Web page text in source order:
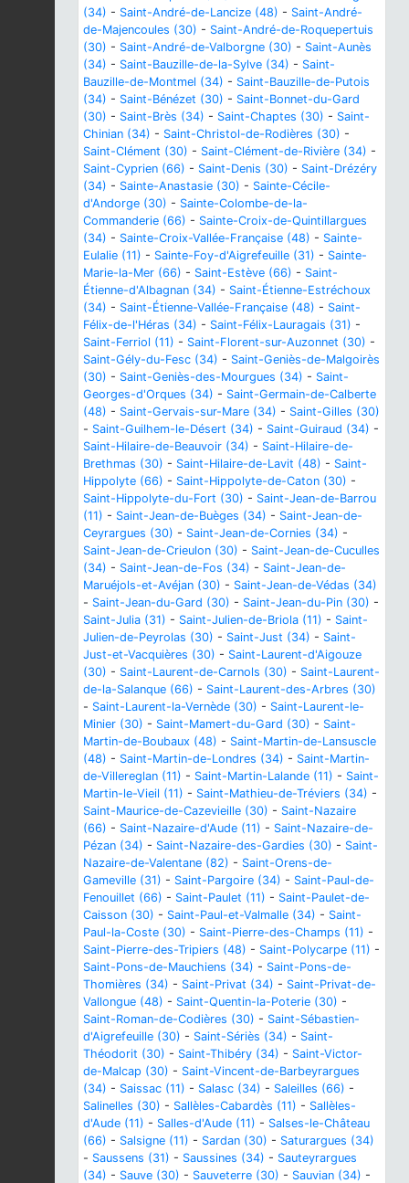
(34) - Saint-André-de-Lancize (48) - Saint-André-
de-Majencoules (30) - Saint-André-de-Roquepertuis
(30) - Saint-André-de-Valborgne (30) - Saint-Aunès
(34) - Saint-Bauzille-de-la-Sylve (34) - Saint-
Bauzille-de-Montmel (34) - Saint-Bauzille-de-Putois
(34) - Saint-Bénézet (30) - Saint-Bonnet-du-Gard
(30) - Saint-Brès (34) - Saint-Chaptes (30) - Saint-
Chinian (34) - Saint-Christol-de-Rodières (30) -
Saint-Clément (30) - Saint-Clément-de-Rivière (34) -
Saint-Cyprien (66) - Saint-Denis (30) - Saint-Drézéry
(34) - Sainte-Anastasie (30) - Sainte-Cécile-
d'Andorge (30) - Sainte-Colombe-de-la-
Commanderie (66) - Sainte-Croix-de-Quintillargues
(34) - Sainte-Croix-Vallée-Française (48) - Sainte-
Eulalie (11) - Sainte-Foy-d'Aigrefeuille (31) - Sainte-
Marie-la-Mer (66) - Saint-Estève (66) - Saint-
Étienne-d'Albagnan (34) - Saint-Étienne-Estréchoux
(34) - Saint-Étienne-Vallée-Française (48) - Saint-
Félix-de-l'Héras (34) - Saint-Félix-Lauragais (31) -
Saint-Ferriol (11) - Saint-Florent-sur-Auzonnet (30) -
Saint-Gély-du-Fesc (34) - Saint-Geniès-de-Malgoirès
(30) - Saint-Geniès-des-Mourgues (34) - Saint-
Georges-d'Orques (34) - Saint-Germain-de-Calberte
(48) - Saint-Gervais-sur-Mare (34) - Saint-Gilles (30)
- Saint-Guilhem-le-Désert (34) - Saint-Guiraud (34) -
Saint-Hilaire-de-Beauvoir (34) - Saint-Hilaire-de-
Brethmas (30) - Saint-Hilaire-de-Lavit (48) - Saint-
Hippolyte (66) - Saint-Hippolyte-de-Caton (30) -
Saint-Hippolyte-du-Fort (30) - Saint-Jean-de-Barrou
(11) - Saint-Jean-de-Buèges (34) - Saint-Jean-de-
Ceyrargues (30) - Saint-Jean-de-Cornies (34) -
Saint-Jean-de-Crieulon (30) - Saint-Jean-de-Cuculles
(34) - Saint-Jean-de-Fos (34) - Saint-Jean-de-
Maruéjols-et-Avéjan (30) - Saint-Jean-de-Védas (34)
- Saint-Jean-du-Gard (30) - Saint-Jean-du-Pin (30) -
Saint-Julia (31) - Saint-Julien-de-Briola (11) - Saint-
Julien-de-Peyrolas (30) - Saint-Just (34) - Saint-
Just-et-Vacquières (30) - Saint-Laurent-d'Aigouze
(30) - Saint-Laurent-de-Carnols (30) - Saint-Laurent-
de-la-Salanque (66) - Saint-Laurent-des-Arbres (30)
- Saint-Laurent-la-Vernède (30) - Saint-Laurent-le-
Minier (30) - Saint-Mamert-du-Gard (30) - Saint-
Martin-de-Boubaux (48) - Saint-Martin-de-Lansuscle
(48) - Saint-Martin-de-Londres (34) - Saint-Martin-
de-Villereglan (11) - Saint-Martin-Lalande (11) - Saint-
Martin-le-Vieil (11) - Saint-Mathieu-de-Tréviers (34) -
Saint-Maurice-de-Cazevieille (30) - Saint-Nazaire
(66) - Saint-Nazaire-d'Aude (11) - Saint-Nazaire-de-
Pézan (34) - Saint-Nazaire-des-Gardies (30) - Saint-
Nazaire-de-Valentane (82) - Saint-Orens-de-
Gameville (31) - Saint-Pargoire (34) - Saint-Paul-de-
Fenouillet (66) - Saint-Paulet (11) - Saint-Paulet-de-
Caisson (30) - Saint-Paul-et-Valmalle (34) - Saint-
Paul-la-Coste (30) - Saint-Pierre-des-Champs (11) -
Saint-Pierre-des-Tripiers (48) - Saint-Polycarpe (11) -
Saint-Pons-de-Mauchiens (34) - Saint-Pons-de-
Thomières (34) - Saint-Privat (34) - Saint-Privat-de-
Vallongue (48) - Saint-Quentin-la-Poterie (30) -
Saint-Roman-de-Codières (30) - Saint-Sébastien-
d'Aigrefeuille (30) - Saint-Sériès (34) - Saint-
Théodorit (30) - Saint-Thibéry (34) - Saint-Victor-
de-Malcap (30) - Saint-Vincent-de-Barbeyrargues
(34) - Saissac (11) - Salasc (34) - Saleilles (66) -
Salinelles (30) - Sallèles-Cabardès (11) - Sallèles-
d'Aude (11) - Salles-d'Aude (11) - Salses-le-Château
(66) - Salsigne (11) - Sardan (30) - Saturargues (34)
- Saussens (31) - Saussines (34) - Sauteyrargues
(34) - Sauve (30) - Sauveterre (30) - Sauvian (34) -